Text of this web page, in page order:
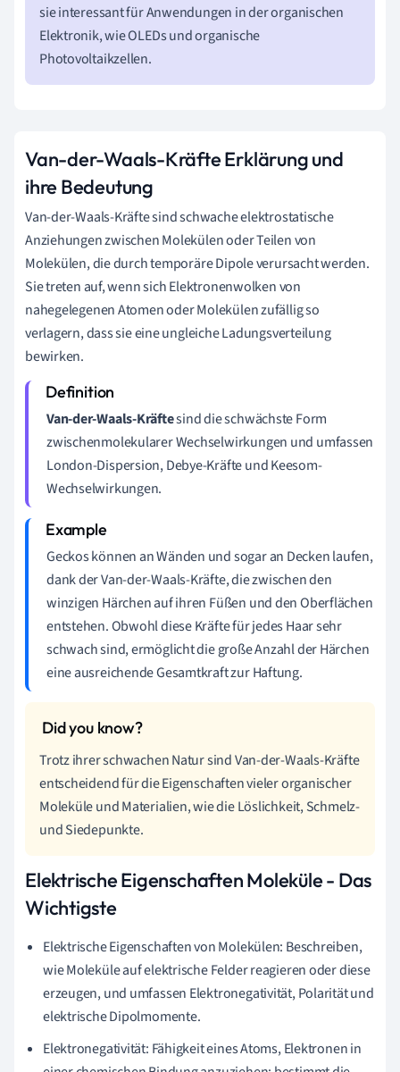
sie interessant für Anwendungen in der organischen
Elektronik, wie OLEDs und organische
Photovoltaikzellen.
Van-der-Waals-Kräfte Erklärung und
ihre Bedeutung
Van-der-Waals-Kräfte sind schwache elektrostatische
Anziehungen zwischen Molekülen oder Teilen von
Molekülen, die durch temporäre Dipole verursacht werden.
Sie treten auf, wenn sich Elektronenwolken von
nahegelegenen Atomen oder Molekülen zufällig so
verlagern, dass sie eine ungleiche Ladungsverteilung
bewirken.
Van-der-Waals-Kräftesind die schwächste Form
zwischenmolekularer Wechselwirkungen und umfassen
London-Dispersion, Debye-Kräfte und Keesom-
Wechselwirkungen.
Geckos können an Wänden und sogar an Decken laufen,
dank der Van-der-Waals-Kräfte, die zwischen den
winzigen Härchen auf ihren Füßen und den Oberflächen
entstehen. Obwohl diese Kräfte für jedes Haar sehr
schwach sind, ermöglicht die große Anzahl der Härchen
eine ausreichende Gesamtkraft zur Haftung.
Trotz ihrer schwachen Natur sind Van-der-Waals-Kräfte
entscheidend für die Eigenschaften vieler organischer
Moleküle und Materialien, wie die Löslichkeit, Schmelz-
und Siedepunkte.
Elektrische Eigenschaften Moleküle - Das
Wichtigste
Elektrische Eigenschaften von Molekülen: Beschreiben,
wie Moleküle auf elektrische Felder reagieren oder diese
erzeugen, und umfassen Elektronegativität, Polarität und
elektrische Dipolmomente.
Elektronegativität: Fähigkeit eines Atoms, Elektronen in